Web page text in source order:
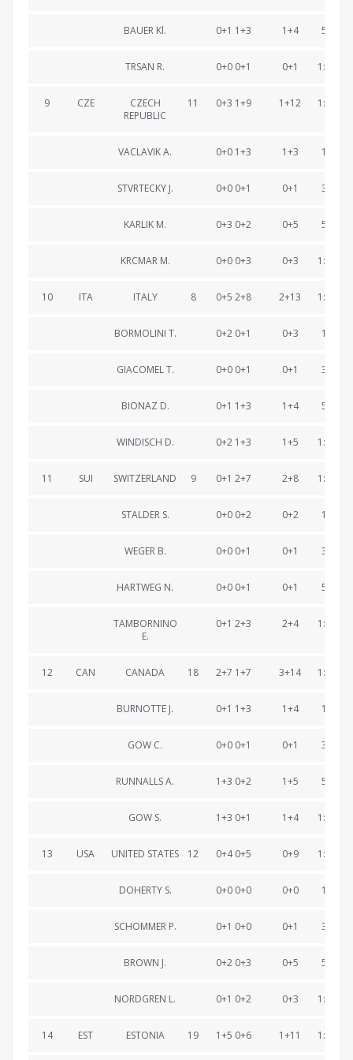
BAUER Kl. 0+1 1+3 1+4 57:43.2
TRSAN R. 0+0 0+1 0+1
9 CZE
CZECH
REPUBLIC
11 0+3 1+9 1+12
VACLAVIK A. 0+0 1+3 1+3 19:51.2
STVRTECKY J. 0+0 0+1 0+1 38:55.1
KARLIK M. 0+3 0+2 0+5 58:37.1
KRCMAR M. 0+0 0+3 0+3
10 ITA ITALY 8 0+5 2+8 2+13
BORMOLINI T. 0+2 0+1 0+3 19:06.1
GIACOMEL T. 0+0 0+1 0+1 37:40.7
BIONAZ D. 0+1 1+3 1+4 58:04.9
WINDISCH D. 0+2 1+3 1+5
11 SUI SWITZERLAND 9 0+1 2+7 2+8
STALDER S. 0+0 0+2 0+2 19:23.0
WEGER B. 0+0 0+1 0+1 38:14.9
HARTWEG N. 0+0 0+1 0+1 57:45.8
TAMBORNINO
E.
0+1 2+3 2+4
12 CAN CANADA 18 2+7 1+7 3+14
BURNOTTE J. 0+1 1+3 1+4 19:59.1
GOW C. 0+0 0+1 0+1 38:55.5
RUNNALLS A. 1+3 0+2 1+5 58:54.6
GOW S. 1+3 0+1 1+4
13 USA UNITED STATES 12 0+4 0+5 0+9
DOHERTY S. 0+0 0+0 0+0 19:10.9
SCHOMMER P. 0+1 0+0 0+1 38:57.8
BROWN J. 0+2 0+3 0+5 58:58.2
NORDGREN L. 0+1 0+2 0+3
14 EST ESTONIA 19 1+5 0+6 1+11